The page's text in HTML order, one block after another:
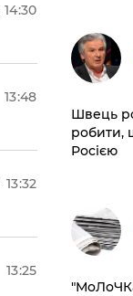
14:30
13:48
13:32
13:25
Швець
робити,
Росією